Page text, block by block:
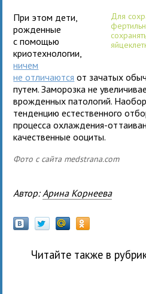
Для
При этом дети,
рожденные
с помощью
криотехнологии,
ничем
не отличаются от зачатых
путем. Заморозка не
врожденных патологий.
тенденцию естественного
процесса охлаждения-
качественные ооциты.
Фото с сайта medstrana.com
Автор: Арина Корнеева
Читайте также в